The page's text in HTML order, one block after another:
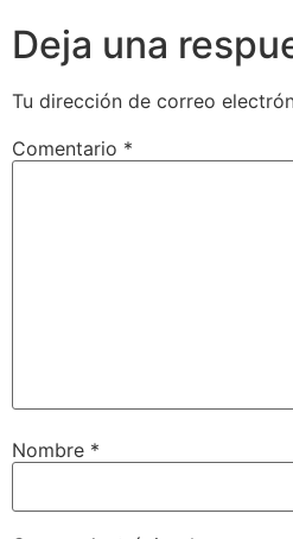
Deja una
Tu dirección de correo
Comentario *
Nombre *